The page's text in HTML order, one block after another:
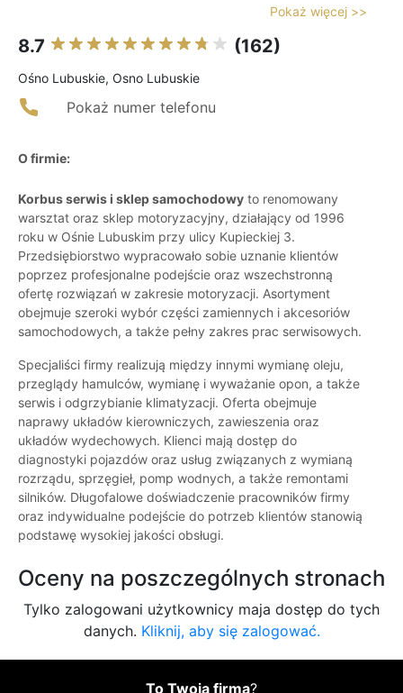
Pokaż więcej >>
8.7 (162)
Ośno Lubuskie, Osno Lubuskie
Pokaż numer telefonu
O firmie:
Korbus serwis i sklep samochodowy to renomowany
warsztat oraz sklep motoryzacyjny, działający od 1996
roku w Ośnie Lubuskim przy ulicy Kupieckiej 3.
Przedsiębiorstwo wypracowało sobie uznanie klientów
poprzez profesjonalne podejście oraz wszechstronną
ofertę rozwiązań w zakresie motoryzacji. Asortyment
obejmuje szeroki wybór części zamiennych i akcesoriów
samochodowych, a także pełny zakres prac serwisowych.
Specjaliści firmy realizują między innymi wymianę oleju,
przeglądy hamulców, wymianę i wyważanie opon, a także
serwis i odgrzybianie klimatyzacji. Oferta obejmuje
naprawy układów kierowniczych, zawieszenia oraz
układów wydechowych. Klienci mają dostęp do
diagnostyki pojazdów oraz usług związanych z wymianą
rozrządu, sprzęgieł, pomp wodnych, a także remontami
silników. Długofalowe doświadczenie pracowników firmy
oraz indywidualne podejście do potrzeb klientów stanowią
podstawę wysokiej jakości obsługi.
Oceny na poszczególnych stronach
Tylko zalogowani użytkownicy maja dostęp do tych
danych. Kliknij, aby się zalogować.
To Twoja firma?